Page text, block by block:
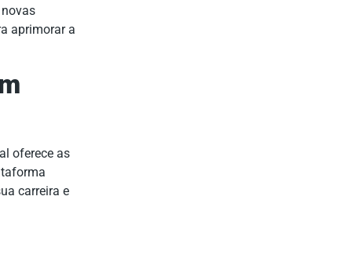
aprimorar a
oferece as
carreira e